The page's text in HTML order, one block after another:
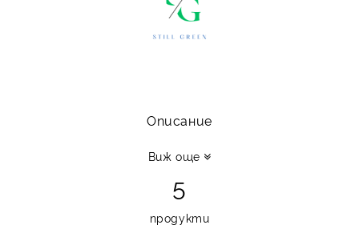
Енергиен калкулаторОписание
Виж още
5
продукти